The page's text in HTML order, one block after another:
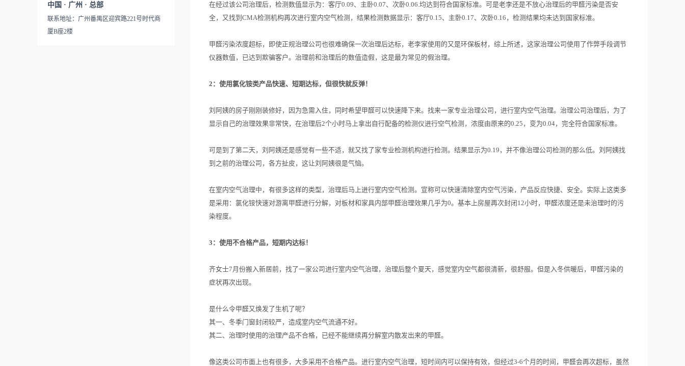
中国 · 广州 · 总部
联系地址：广州番禺区迎宾路221号时代商
厦B座2楼
在经过该公司治理后，检测数值显示为：客厅0.09、主卧0.07、次卧0.06.均达到符合国家标准。可是老李还是不放心治理后的甲醛污染是否安
全，又找到CMA检测机构再次进行室内空气检测，结果检测数据显示：客厅0.15、主卧0.17、次卧0.16，检测结果均未达到国家标准。
甲醛污染浓度超标，即使正规治理公司也很难确保一次治理后达标，老李家使用的又是环保板材，综上所述，这家治理公司使用了作弊手段调节
仪器数值，已达到欺骗客户。治理前和治理后的数值造假，这是最为常见的假治理。
2：使用氯化铵类产品快速、短期达标，但很快就反弹！
刘阿姨的房子刚刚装修好，因为急需入住，同时希望甲醛可以快速降下来。找来一家专业治理公司，进行室内空气治理。治理公司治理后，为了
显示自己的治理效果非常快，在治理后2个小时马上拿出自行配备的检测仪进行空气检测，浓度由原来的0.25，变为0.04，完全符合国家标准。
可是到了第二天，刘阿姨还是感觉有一些不适，就又找了家专业检测机构进行检测。结果显示为0.19，并不像治理公司检测的那么低。刘阿姨找
到之前的治理公司，各方扯皮，这让刘阿姨很是气恼。
在室内空气治理中，有很多这样的类型，治理后马上进行室内空气检测。宣称可以快速清除室内空气污染，产品反应快捷、安全。实际上这类多
是采用：氯化铵快速对游离甲醛进行分解，对板材和家具内部甲醛治理效果几乎为0。基本上房屋再次封闭12小时，甲醛浓度还是未治理时的污
染程度。
3：使用不合格产品，短期内达标！
齐女士7月份搬入新居前，找了一家公司进行室内空气治理，治理后整个夏天，感觉室内空气都很清新，很舒服。但是入冬供暖后，甲醛污染的
症状再次出现。
是什么令甲醛又焕发了生机了呢？
其一、冬季门窗封闭较严，造成室内空气流通不好。
其二、治理时使用的治理产品不合格，已经不能继续再分解室内散发出来的甲醛。
像这类公司市面上也有很多，大多采用不合格产品。进行室内空气治理，短时间内可以保持有效，但经过3-6个月的时间，甲醛会再次超标，虽然